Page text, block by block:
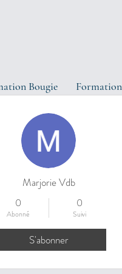
Bougie
Marjorie Vdb
0
Abonné
0
Suivi
S'abonner